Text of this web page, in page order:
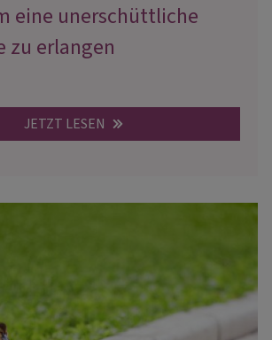
eine unerschüttliche
zu erlangen
JETZT LESEN